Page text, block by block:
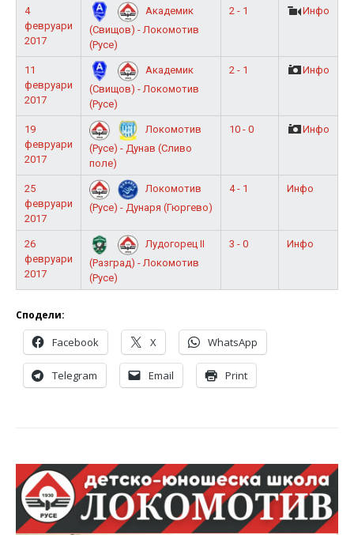
4
февруари
2017
Академик
(Свищов) - Локомотив
(Русе)
2 - 1 Инфо
11
февруари
2017
Академик
(Свищов) - Локомотив
(Русе)
2 - 1 Инфо
19
февруари
2017
Локомотив
(Русе) - Дунав (Сливо
поле)
10 - 0 Инфо
25
февруари
2017
Локомотив
(Русе) - Дунаря (Гюргево)
4 - 1 Инфо
26
февруари
2017
Лудогорец II
(Разград) - Локомотив
(Русе)
3 - 0 Инфо
Сподели:
Facebook X WhatsApp
Telegram Email Print